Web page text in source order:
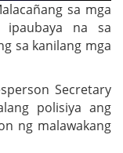
sa mga
na sa
sa kanilang mga
Secretary
polisiya ang
ng malawakang